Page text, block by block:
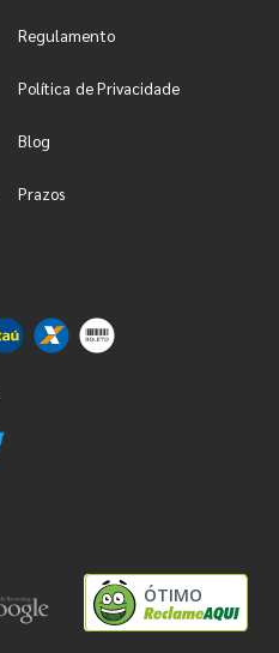
Regulamento
Política de Privacidade
Blog
Prazos
ÓTIMO